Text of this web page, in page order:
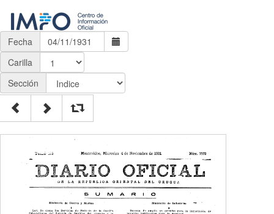
Fecha
Carilla
Sección